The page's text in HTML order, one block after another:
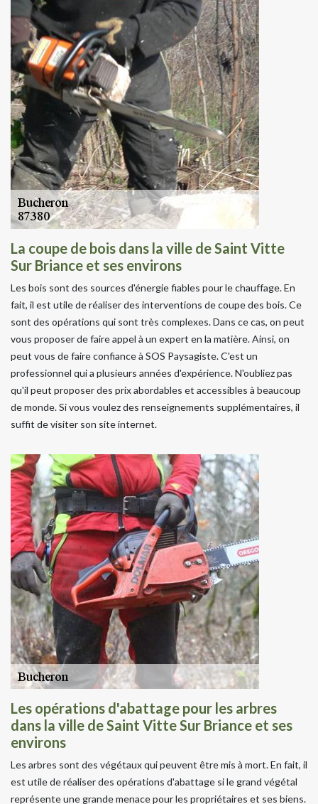
La coupe de bois dans la ville de Saint Vitte
Sur Briance et ses environs
Les bois sont des sources d'énergie fiables pour le chauffage. En
fait, il est utile de réaliser des interventions de coupe des bois. Ce
sont des opérations qui sont très complexes. Dans ce cas, on peut
vous proposer de faire appel à un expert en la matière. Ainsi, on
peut vous de faire confiance à SOS Paysagiste. C'est un
professionnel qui a plusieurs années d'expérience. N'oubliez pas
qu'il peut proposer des prix abordables et accessibles à beaucoup
de monde. Si vous voulez des renseignements supplémentaires, il
suffit de visiter son site internet.
Les opérations d'abattage pour les arbres
dans la ville de Saint Vitte Sur Briance et ses
environs
Les arbres sont des végétaux qui peuvent être mis à mort. En fait, il
est utile de réaliser des opérations d'abattage si le grand végétal
représente une grande menace pour les propriétaires et ses biens.